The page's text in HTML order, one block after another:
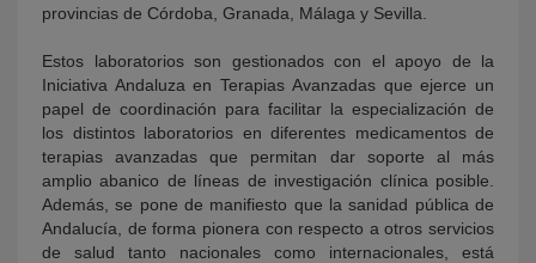
provincias de Córdoba, Granada, Málaga y Sevilla.
Estos laboratorios son gestionados con el apoyo de la
Iniciativa Andaluza en Terapias Avanzadas que ejerce un
papel de coordinación para facilitar la especialización de
los distintos laboratorios en diferentes medicamentos de
terapias avanzadas que permitan dar soporte al más
amplio abanico de líneas de investigación clínica posible.
Además, se pone de manifiesto que la sanidad pública de
Andalucía, de forma pionera con respecto a otros servicios
de salud tanto nacionales como internacionales, está